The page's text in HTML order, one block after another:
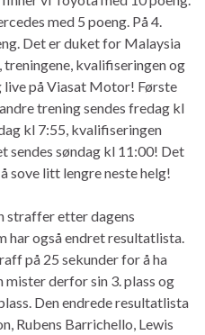
med 5 poeng. På 4.
Det er duket for Malaysia
treningene, kvalifiseringen og
live på Viasat Motor! Første
trening sendes fredag kl
kl 7:55, kvalifiseringen
sendes søndag kl 11:00! Det
sove litt lengre neste helg!
straffer etter dagens
har også endret resultatlista.
på 25 sekunder for å ha
derfor sin 3. plass og
Den endrede resultatlista
Rubens Barrichello, Lewis